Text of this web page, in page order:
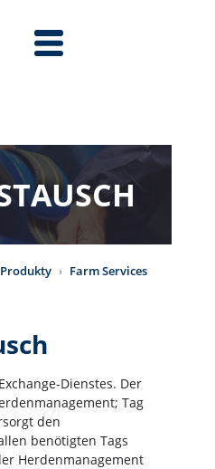
Produkty
Farm Services
Dienstes. Der
Tag
den
benötigten Tags
Herdenmanagement